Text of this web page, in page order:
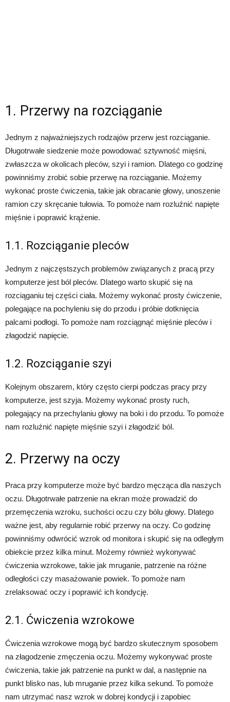
1. Przerwy na rozciąganie
Jednym z najważniejszych rodzajów przerw jest rozciąganie.
Długotrwałe siedzenie może powodować sztywność mięśni,
zwłaszcza w okolicach pleców, szyi i ramion. Dlatego co godzinę
powinniśmy zrobić sobie przerwę na rozciąganie. Możemy
wykonać proste ćwiczenia, takie jak obracanie głowy, unoszenie
ramion czy skręcanie tułowia. To pomoże nam rozluźnić napięte
mięśnie i poprawić krążenie.
1.1. Rozciąganie pleców
Jednym z najczęstszych problemów związanych z pracą przy
komputerze jest ból pleców. Dlatego warto skupić się na
rozciąganiu tej części ciała. Możemy wykonać prosty ćwiczenie,
polegające na pochyleniu się do przodu i próbie dotknięcia
palcami podłogi. To pomoże nam rozciągnąć mięśnie pleców i
złagodzić napięcie.
1.2. Rozciąganie szyi
Kolejnym obszarem, który często cierpi podczas pracy przy
komputerze, jest szyja. Możemy wykonać prosty ruch,
polegający na przechylaniu głowy na boki i do przodu. To pomoże
nam rozluźnić napięte mięśnie szyi i złagodzić ból.
2. Przerwy na oczy
Praca przy komputerze może być bardzo męcząca dla naszych
oczu. Długotrwałe patrzenie na ekran może prowadzić do
przemęczenia wzroku, suchości oczu czy bólu głowy. Dlatego
ważne jest, aby regularnie robić przerwy na oczy. Co godzinę
powinniśmy odwrócić wzrok od monitora i skupić się na odległym
obiekcie przez kilka minut. Możemy również wykonywać
ćwiczenia wzrokowe, takie jak mruganie, patrzenie na różne
odległości czy masażowanie powiek. To pomoże nam
zrelaksować oczy i poprawić ich kondycję.
2.1. Ćwiczenia wzrokowe
Ćwiczenia wzrokowe mogą być bardzo skutecznym sposobem
na złagodzenie zmęczenia oczu. Możemy wykonywać proste
ćwiczenia, takie jak patrzenie na punkt w dal, a następnie na
punkt blisko nas, lub mruganie przez kilka sekund. To pomoże
nam utrzymać nasz wzrok w dobrej kondycji i zapobiec